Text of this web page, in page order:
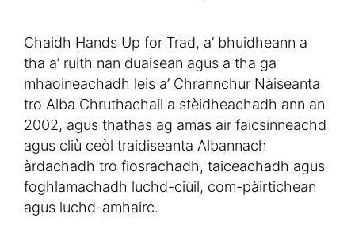
Chaidh Hands Up for Trad, a’ bhuidheann a
tha a’ ruith nan duaisean agus a tha ga
mhaoineachadh leis a’ Chrannchur Nàiseanta
tro Alba Chruthachail a stèidheachadh ann an
2002, agus thathas ag amas air faicsinneachd
agus cliù ceòl traidiseanta Albannach
àrdachadh tro fiosrachadh, taiceachadh agus
foghlamachadh luchd-ciùil, com-pàirtichean
agus luchd-amhairc.